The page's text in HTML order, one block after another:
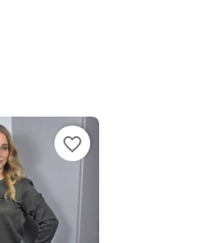
favorite_border